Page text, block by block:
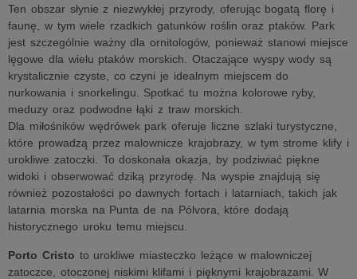
Ten obszar słynie z niezwykłej przyrody, oferując bogatą florę i
faunę, w tym wiele rzadkich gatunków roślin oraz ptaków. Park
jest szczególnie ważny dla ornitologów, ponieważ stanowi miejsce
lęgowe dla wielu ptaków morskich. Otaczające wyspy wody są
krystalicznie czyste, co czyni je idealnym miejscem do
nurkowania i snorkelingu. Spotkać tu można kolorowe ryby,
meduzy oraz podwodne łąki z traw morskich.
Dla miłośników wędrówek park oferuje liczne szlaki turystyczne,
które prowadzą przez malownicze krajobrazy, w tym strome klify i
urokliwe zatoczki. To doskonała okazja, by podziwiać piękne
widoki i obserwować dziką przyrodę. Na wyspie znajdują się
również pozostałości po dawnych fortach i latarniach, takich jak
latarnia morska na Punta de na Pólvora, które dodają
historycznego uroku temu miejscu.
Porto Cristo to urokliwe miasteczko leżące w malowniczej
zatoczce, otoczonej niskimi klifami i pięknymi krajobrazami. W